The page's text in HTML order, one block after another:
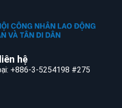
hệ
+886-3-5254198 #275